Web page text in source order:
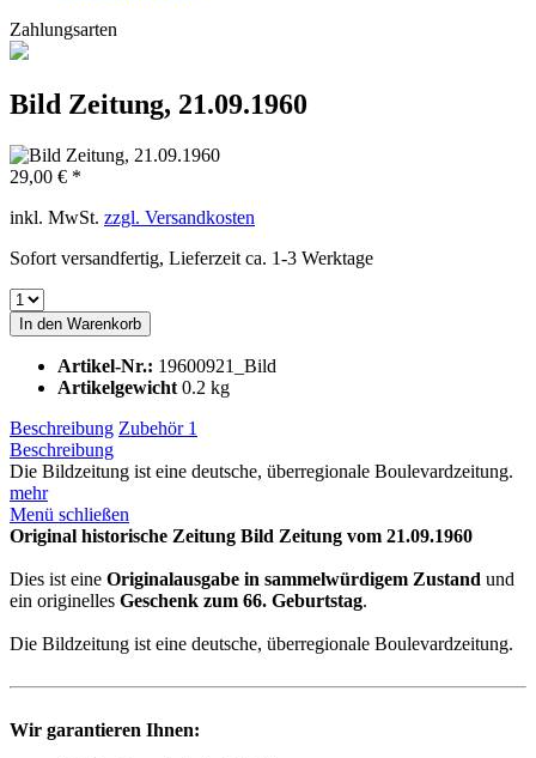
Zahlungsarten
Bild Zeitung, 21.09.1960
29,00 € *
inkl. MwSt. zzgl. Versandkosten
Sofort versandfertig, Lieferzeit ca. 1-3 Werktage
In den Warenkorb
Artikel-Nr.: 19600921_Bild
Artikelgewicht 0.2 kg
Beschreibung Zubehör 1
Beschreibung
Die Bildzeitung ist eine deutsche, überregionale Boulevardzeitung.
mehr
Menü schließen
Original historische Zeitung Bild Zeitung vom 21.09.1960
Dies ist eine Originalausgabe in sammelwürdigem Zustand und
ein originelles Geschenk zum 66. Geburtstag.
Die Bildzeitung ist eine deutsche, überregionale Boulevardzeitung.
Wir garantieren Ihnen: